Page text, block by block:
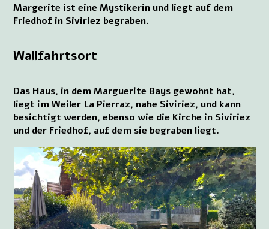
Margerite ist eine Mystikerin und liegt auf dem
Friedhof in Siviriez begraben.
Wallfahrtsort
Das Haus, in dem Marguerite Bays gewohnt hat,
liegt im Weiler La Pierraz, nahe Siviriez, und kann
besichtigt werden, ebenso wie die Kirche in Siviriez
und der Friedhof, auf dem sie begraben liegt.